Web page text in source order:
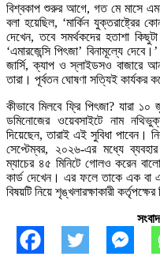
বিশ্বকাপ শুরুর আগে, গত মে মাসে
বলা হয়েছিল, ‘মার্কিন যুক্তরাষ্ট্রের
দেখেন, তবে সমর্থকদের হতাশা
‘এমারজেন্সি পিৎজা’ বিনামূল্যে
জার্সি, ক্যাপ ও স্লাইডসও বাজারে
তারা। পূর্বতন ঘোষণা সত্যিই কার্যকর
কীভাবে মিলবে ফ্রি পিৎজা? যারা ১০
ডমিনোজের ওয়েবসাইটে নাম
দিয়েছেন, তারাই এই সুবিধা পাবেন।
সেপ্টেম্বর, ২০২৬-এর মধ্যে
ম্যাচের ৪৫ মিনিটে গোলও করেন
কার্ড দেখেন। এর ফলে তাকে এক বা
বিষয়টি নিয়ে শৃঙ্খলারক্ষাকারী